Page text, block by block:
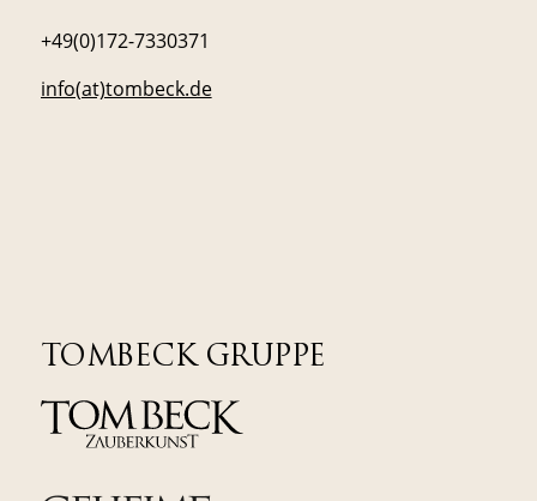
+49(0)172-7330371
info(at)tombeck.de
TOMBECK GRUPPE